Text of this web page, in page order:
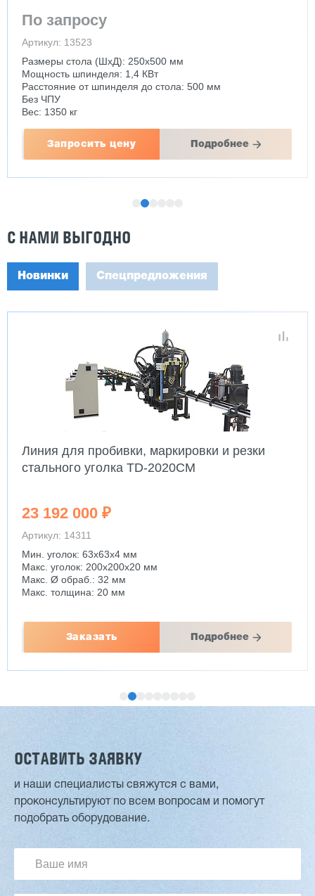
По запросу
Артикул: 13523
Размеры стола (ШхД): 250x500 мм
Мощность шпинделя: 1,4 КВт
Расстояние от шпинделя до стола: 500 мм
Без ЧПУ
Вес: 1350 кг
Запросить цену Подробнее
С НАМИ ВЫГОДНО
Новинки Спецпредложения
Линия для пробивки, маркировки и резки
стального уголка TD-2020CM
23 192 000 ₽
Артикул: 14311
Мин. уголок: 63x63x4 мм
Макс. уголок: 200x200x20 мм
Макс. Ø обраб.: 32 мм
Макс. толщина: 20 мм
Заказать Подробнее
Двухсторонний шипорез MX6015
2 832 000 ₽
ОСТАВИТЬ ЗАЯВКУ
и наши специалисты свяжутся с вами,
проконсультируют по всем вопросам и помогут
подобрать оборудование.